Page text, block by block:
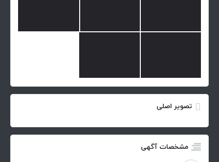
تصویر اصلی
مشخصات آگهی